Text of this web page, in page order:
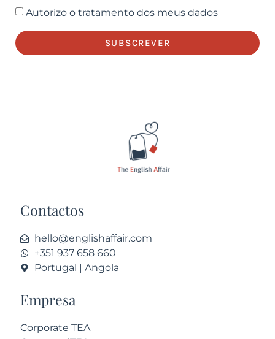
Autorizo o tratamento dos meus dados
SUBSCREVER
Contactos
hello@englishaffair.com
+351 937 658 660
Portugal | Angola
Empresa
Corporate TEA